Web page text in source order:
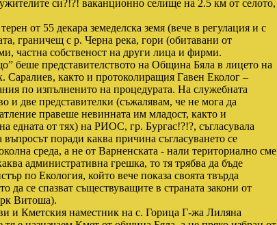
си?!?! ваканционно селище на 2.5 км от селото,
от 55 декара земеделска земя (вече в регулация и с
граничещ с р. Черна река, гори (обитавани от
частна собственост на други лица и фирми.
беше представителството на Община Бяла в лицето на
Саралиев, както и протоколиращия Гавен Еколог –
по изпълненито на процедурата. На служебната
и две представителки (съжалявам, че не мога да
правеше невинната им младост, както и
едната от тях) на РИОС, гр. Бургас!?!?, съгласувала
поради каква причина съгласуването се
среда, а не от Варненската - нали териториално сме
административна грешка, то тя трябва да бъде
по Екология, който вече показа своята твърда
да се спазват съществуващите в страната закони от
Витоша).
и Кметския наместник на с. Горица Г-жа Лиляна